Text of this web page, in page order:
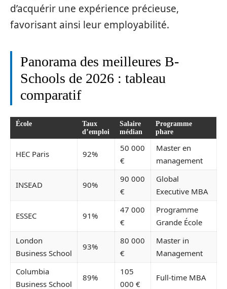
d’acquérir une expérience précieuse,
favorisant ainsi leur employabilité.
Panorama des meilleures B-
Schools de 2026 : tableau
comparatif
École
Taux
d’emploi
Salaire
médian
Programme
phare
HEC Paris 92%
50 000
€
Master en
management
INSEAD 90%
90 000
€
Global
Executive MBA
ESSEC 91%
47 000
€
Programme
Grande École
London
Business School
93%
80 000
€
Master in
Management
Columbia
Business School
89%
105
000 €
Full-time MBA